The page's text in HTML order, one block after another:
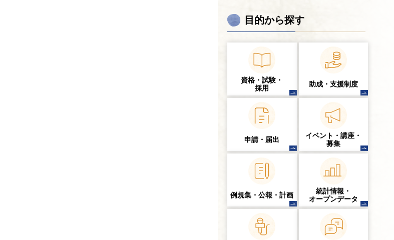
目的から探す
資格・試験・
採用
助成・支援制度
申請・届出
イベント・講座・
募集
例規集・公報・計画
統計情報・
オープンデータ